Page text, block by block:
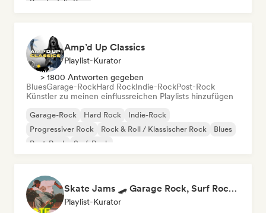
Psychedelic Pop
Amp’d Up Classics
Playlist-Kurator
> 1800 Antworten gegeben
BluesGarage-RockHard RockIndie-RockPost-Rock
Künstler zu meinen einflussreichen Playlists hinzufügen
Garage-Rock Hard Rock
Indie-Rock
Progressiver Rock
Rock & Roll / Klassischer Rock
Blues
Post-Rock
Surf-Rock
Skate Jams 🛹 Garage Rock, Surf Rock & Neo-Psych
Playlist-Kurator